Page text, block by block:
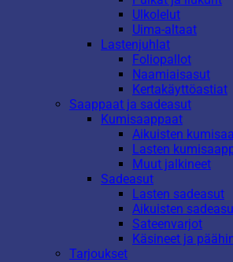
Ulkolelut
Uima-altaat
Lastenjuhlat
Foliopallot
Naamiaisasut
Kertakäyttöastiat
Saappaat ja sadeasut
Kumisaappaat
Aikuisten
Lasten
Muut jalkineet
Sadeasut
Lasten sadeasut
Aikuisten
Sateenvarjot
Käsineet ja
Tarjoukset